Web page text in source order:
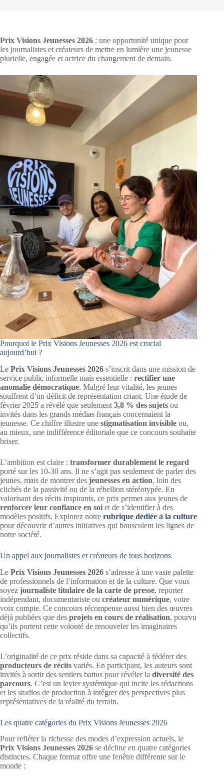
Prix Visions Jeunesses 2026 : une opportunité unique pour
les journalistes et créateurs de mettre en lumière une jeunesse
plurielle, engagée et actrice du changement de demain.
Pourquoi le Prix Visions Jeunesses 2026 est crucial
aujourd’hui ?
Le Prix Visions Jeunesses 2026 s’inscrit dans une mission de
service public informelle mais essentielle : rectifier une
anomalie démocratique. Malgré leur vitalité, les jeunes
souffrent d’un déficit de représentation criant. Une étude de
février 2025 a révélé que seulement 3,8 % des sujets ou
invités dans les grands médias français concernaient la
jeunesse. Ce chiffre illustre une stigmatisation invisible ou,
au mieux, une indifférence éditoriale que ce concours souhaite
briser.
L’ambition est claire : transformer durablement le regard
porté sur les 10-30 ans. Il ne s’agit pas seulement de parler des
jeunes, mais de montrer des jeunesses en action, loin des
clichés de la passivité ou de la rébellion stéréotypée. En
valorisant des récits inspirants, ce prix permet aux jeunes de
renforcer leur confiance en soi et de s’identifier à des
modèles positifs. Explorez notre rubrique dédiée à la culture
pour découvrir d’autres initiatives qui bousculent les lignes de
notre société.
Un appel aux journalistes et créateurs de tous horizons
Le Prix Visions Jeunesses 2026 s’adresse à une vaste palette
de professionnels de l’information et de la culture. Que vous
soyez journaliste titulaire de la carte de presse, reporter
indépendant, documentariste ou créateur numérique, votre
voix compte. Ce concours récompense aussi bien des œuvres
déjà publiées que des projets en cours de réalisation, pourvu
qu’ils portent cette volonté de renouveler les imaginaires
collectifs.
L’originalité de ce prix réside dans sa capacité à fédérer des
producteurs de récits variés. En participant, les auteurs sont
invités à sortir des sentiers battus pour révéler la diversité des
parcours. C’est un levier systémique qui incite les rédactions
et les studios de production à intégrer des perspectives plus
représentatives de la réalité du terrain.
Les quatre catégories du Prix Visions Jeunesses 2026
Pour refléter la richesse des modes d’expression actuels, le
Prix Visions Jeunesses 2026 se décline en quatre catégories
distinctes. Chaque format offre une fenêtre différente sur le
monde :